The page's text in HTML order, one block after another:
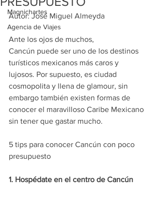
Magnichartes
Agencia de Viajes
Autor: José Miguel Almeyda
Ante los ojos de muchos,
Cancún puede ser uno de los destinos
turísticos mexicanos más caros y
lujosos. Por supuesto, es ciudad
cosmopolita y llena de glamour, sin
embargo también existen formas de
conocer el maravilloso Caribe Mexicano
sin tener que gastar mucho.
5 tips para conocer Cancún con poco
presupuesto
1. Hospédate en el centro de Cancún